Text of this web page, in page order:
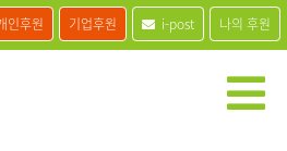
인후원 기업후원 i-post 나의 후원